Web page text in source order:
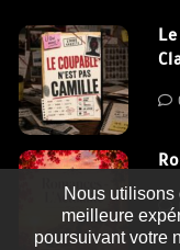
Nous utilisons
meilleure
poursuivant votre